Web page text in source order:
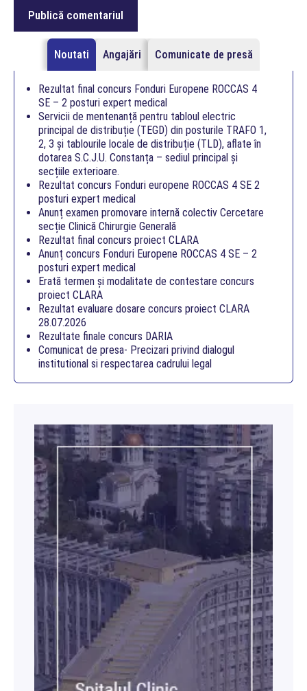
Noutati Angajări Comunicate de presă
Rezultat final concurs Fonduri Europene ROCCAS 4
SE – 2 posturi expert medical
Servicii de mentenanță pentru tabloul electric
principal de distribuție (TEGD) din posturile TRAFO 1,
2, 3 și tablourile locale de distribuție (TLD), aflate în
dotarea S.C.J.U. Constanța – sediul principal și
secțiile exterioare.
Rezultat concurs Fonduri europene ROCCAS 4 SE 2
posturi expert medical
Anunț examen promovare internă colectiv Cercetare
secție Clinică Chirurgie Generală
Rezultat final concurs proiect CLARA
Anunț concurs Fonduri Europene ROCCAS 4 SE – 2
posturi expert medical
Erată termen și modalitate de contestare concurs
proiect CLARA
Rezultat evaluare dosare concurs proiect CLARA
28.07.2026
Rezultate finale concurs DARIA
Comunicat de presa- Precizari privind dialogul
institutional si respectarea cadrului legal